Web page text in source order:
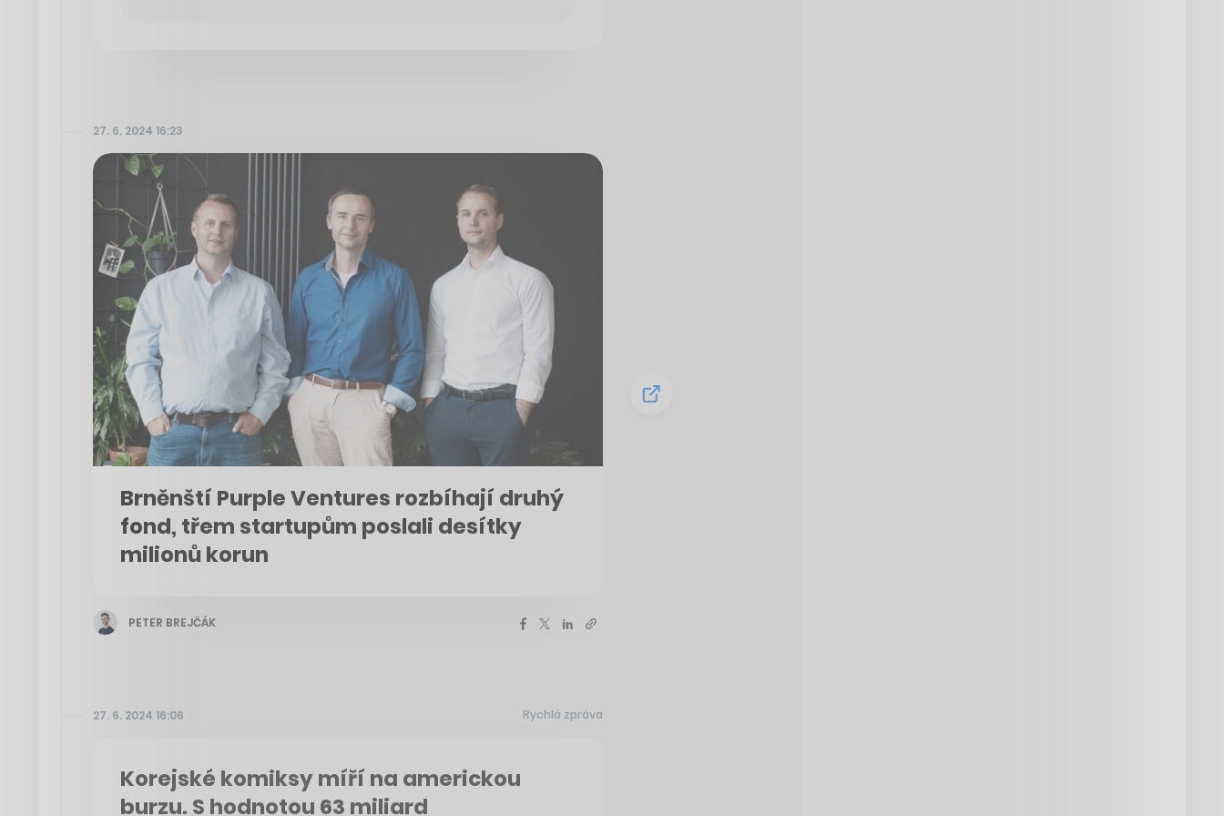
27. 6. 2024 16:23
Brněnští Purple Ventures rozbíhají druhý
fond, třem startupům poslali desítky
milionů korun
PETER BREJČÁK
27. 6. 2024 16:06 Rychlá zpráva
Korejské komiksy míří na americkou
burzu. S hodnotou 63 miliard